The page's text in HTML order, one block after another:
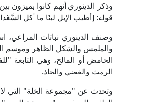
وذكر الدينوري أنهم كانوا يميزون
قوله: [أطيب الإبل لبنًا ما أكل
وصنف الدينوري نباتات المراعي،
والملمس والشكل الظاهر وموسم
الحامض أو المالح، وهي التابعة
الرمث والغضي والحاذ.
وتحدث عن "مجموعة الخلة" التي